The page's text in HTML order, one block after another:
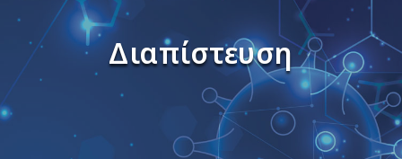
Διαπίστευση